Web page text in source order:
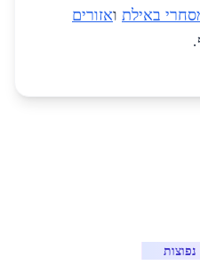
באילת ואזורים